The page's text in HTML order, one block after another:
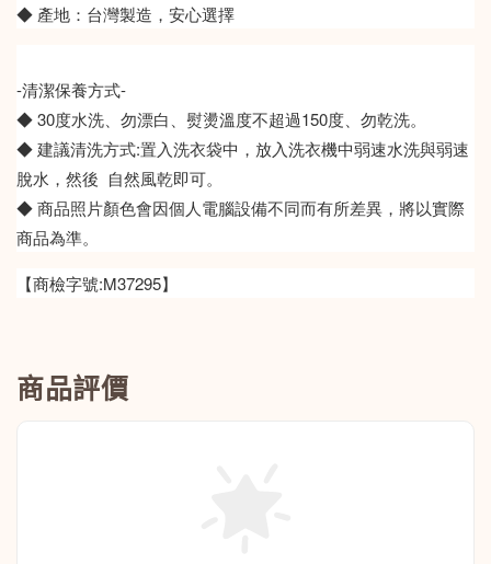
◆ 產地：台灣製造，安心選擇
-清潔保養方式-
◆ 30度水洗、勿漂白、熨燙溫度不超過150度、勿乾洗。
◆ 建議清洗方式:置入洗衣袋中，放入洗衣機中弱速水洗與弱速
脫水，然後 自然風乾即可。
◆ 商品照片顏色會因個人電腦設備不同而有所差異，將以實際
商品為準。
【商檢字號:M37295】
商品評價